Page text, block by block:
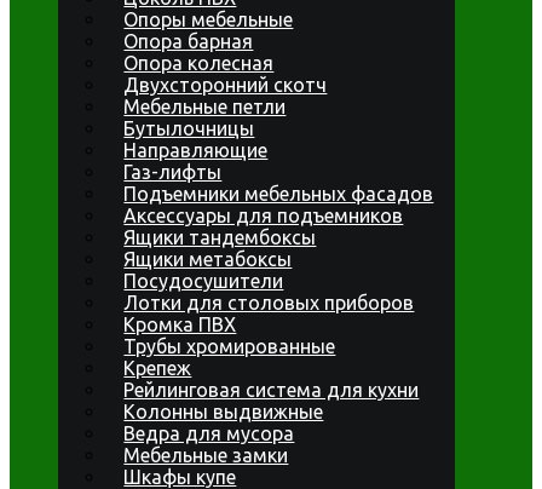
Опоры мебельные
Опора барная
Опора колесная
Двухсторонний скотч
Мебельные петли
Бутылочницы
Направляющие
Газ-лифты
Подъемники мебельных фасадов
Аксессуары для подъемников
Ящики тандембоксы
Ящики метабоксы
Посудосушители
Лотки для столовых приборов
Кромка ПВХ
Трубы хромированные
Крепеж
Рейлинговая система для кухни
Колонны выдвижные
Ведра для мусора
Мебельные замки
Шкафы купе